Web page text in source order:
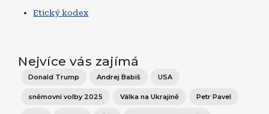
Etický kodex
Nejvíce vás zajímá
Donald Trump Andrej Babiš USA
sněmovní volby 2025 Válka na Ukrajině Petr Pavel